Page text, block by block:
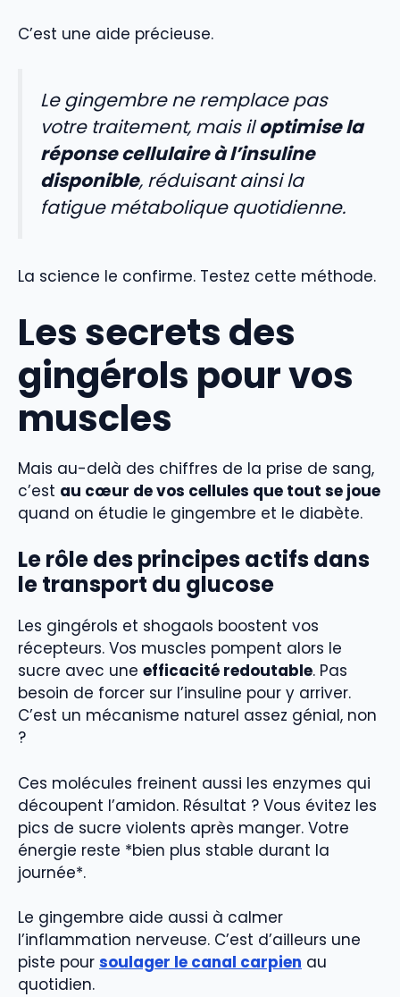
C’est une aide précieuse.
Le gingembre ne remplace pas
votre traitement, mais iloptimise la
réponse cellulaire à l’insuline
disponible, réduisant ainsi la
fatigue métabolique quotidienne.
La science le confirme. Testez cette méthode.
Les secrets des
gingérols pour vos
muscles
Mais au-delà des chiffres de la prise de sang,
c’est au cœur de vos cellules que tout se joue
quand on étudie le gingembre et le diabète.
Le rôle des principes actifs dans
le transport du glucose
Les gingérols et shogaols boostent vos
récepteurs. Vos muscles pompent alors le
sucre avec une efficacité redoutable. Pas
besoin de forcer sur l’insuline pour y arriver.
C’est un mécanisme naturel assez génial, non
?
Ces molécules freinent aussi les enzymes qui
découpent l’amidon. Résultat ? Vous évitez les
pics de sucre violents après manger. Votre
énergie reste *bien plus stable durant la
journée*.
Le gingembre aide aussi à calmer
l’inflammation nerveuse. C’est d’ailleurs une
piste pour soulager le canal carpien au
quotidien.